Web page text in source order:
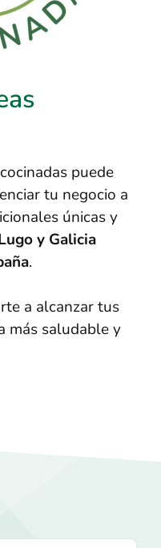
puede
tu negocio a
únicas y
y Galicia
.
a alcanzar tus
más saludable y